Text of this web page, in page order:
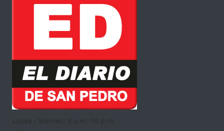
Lunes - Viernes: 9 a.m.-16 p.m.